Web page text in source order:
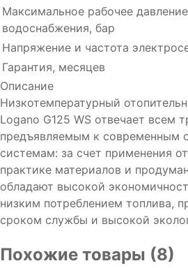
Максимальное рабочее
водоснабжения, бар
Напряжение и частота
Гарантия, месяцев
Описание
Низкотемпературный
Logano G125 WS отвечает всем
предъявляемым к современным
системам: за счет применения
практике материалов и
обладают высокой
низким потреблением топлива,
сроком службы и высокой
Похожие товары (8)